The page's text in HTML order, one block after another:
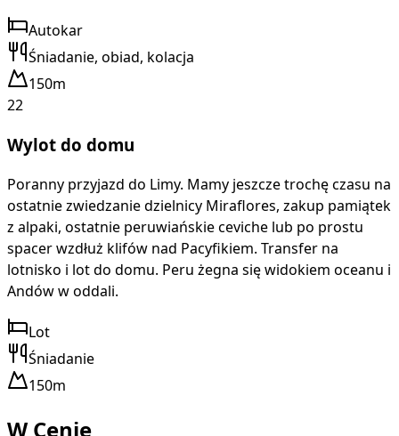
Autokar
Śniadanie, obiad, kolacja
150m
22
Wylot do domu
Poranny przyjazd do Limy. Mamy jeszcze trochę czasu na
ostatnie zwiedzanie dzielnicy Miraflores, zakup pamiątek
z alpaki, ostatnie peruwiańskie ceviche lub po prostu
spacer wzdłuż klifów nad Pacyfikiem. Transfer na
lotnisko i lot do domu. Peru żegna się widokiem oceanu i
Andów w oddali.
Lot
Śniadanie
150m
W Cenie